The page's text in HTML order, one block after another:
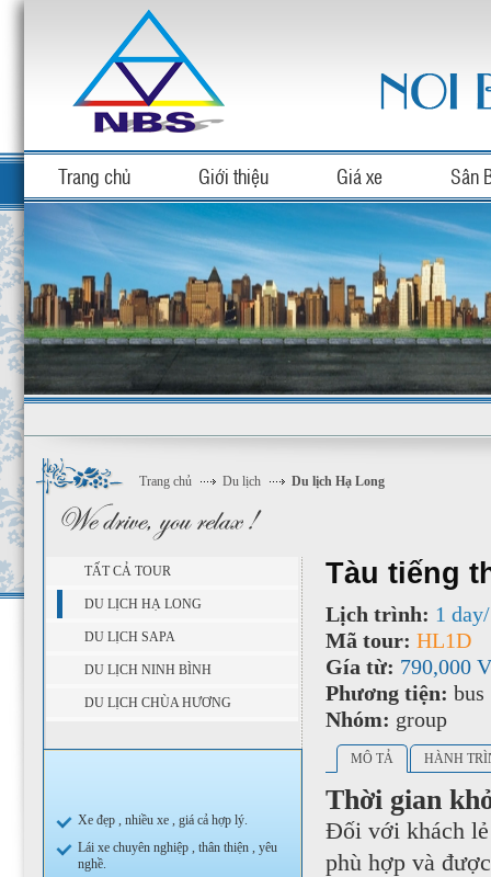
Trang chủ Giới thiệu Giá xe Sân
Trang chủ Du lịch Du lịch Hạ Long
TẤT CẢ TOUR
DU LỊCH HẠ LONG
DU LỊCH SAPA
DU LỊCH NINH BÌNH
DU LỊCH CHÙA HƯƠNG
Xe đẹp , nhiều xe , giá cả hợp lý.
Lái xe chuyên nghiệp , thân thiện , yêu
nghề.
Tàu tiếng
Lịch trình: 1
Mã tour: HL1D
Gía từ: 790,000
Phương tiện: bus
Nhóm: group
MÔ TẢ HÀNH
Thời gian
Đối với khách lẻ
phù hợp và